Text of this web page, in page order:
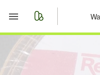
Start